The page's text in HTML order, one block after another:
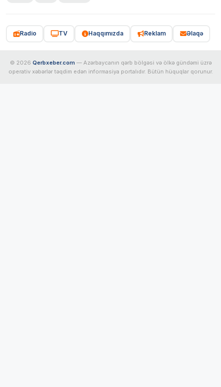
Radio TV Haqqımızda Reklam Əlaqə
© 2026 Qerbxeber.com — Azərbaycanın qərb bölgəsi və ölkə gündəmi üzrə
operativ xəbərlər təqdim edən informasiya portalıdır. Bütün hüquqlar qorunur.